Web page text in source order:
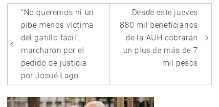
Navegación
de
entradas
“No queremos ni un
pibe menos víctima
del gatillo fácil”,
marcharon por el
pedido de justicia
por Josué Lago
Desde este jueves
880 mil beneficiarios
de la AUH cobrarán
un plus de más de 7
mil pesos